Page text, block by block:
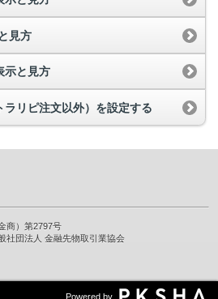
見方
示と見方
ラリピ注文以外）を設定する
商）第2797号
社団法人 金融先物取引業協会
Powered by